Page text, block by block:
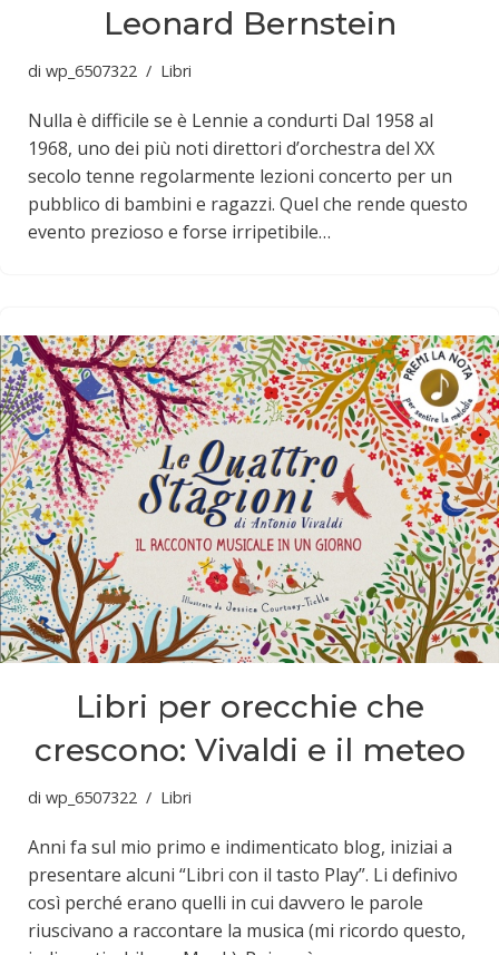
Leonard Bernstein
di wp_6507322 Libri
Nulla è difficile se è Lennie a condurti Dal 1958 al
1968, uno dei più noti direttori d’orchestra del XX
secolo tenne regolarmente lezioni concerto per un
pubblico di bambini e ragazzi. Quel che rende questo
evento prezioso e forse irripetibile…
Libri per orecchie che
crescono: Vivaldi e il meteo
di wp_6507322 Libri
Anni fa sul mio primo e indimenticato blog, iniziai a
presentare alcuni “Libri con il tasto Play”. Li definivo
così perché erano quelli in cui davvero le parole
riuscivano a raccontare la musica (mi ricordo questo,